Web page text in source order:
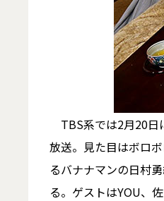
TBS系では2月20日
放送。見た目はボロ
るバナナマンの日村
る。ゲストはYOU、